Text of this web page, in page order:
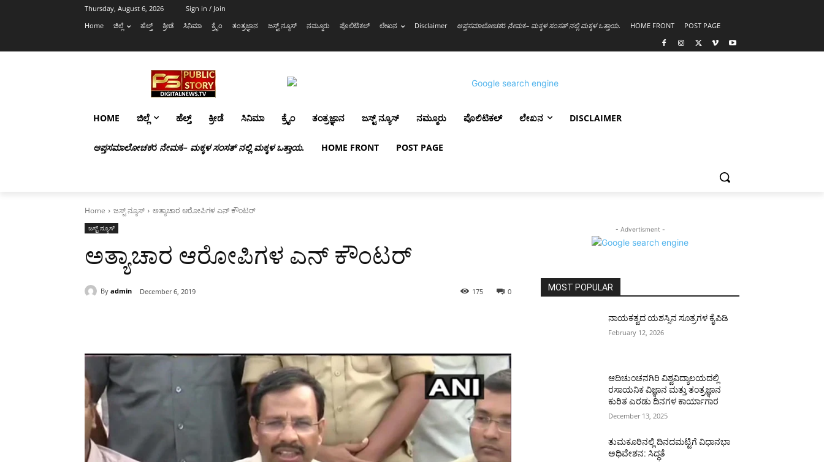
Thursday, August 6, 2026
Sign in / Join
Home
ಜಿಲ್ಲೆ ಹೆಲ್ತ್ ಕ್ರೀಡೆ ಸಿನಿಮಾ ಕ್ರೈಂ ತಂತ್ರಜ್ಞಾನ ಜಸ್ಟ್ ನ್ಯೂಸ್ ನಮ್ಮೂರು ಪೊಲಿಟಿಕಲ್ ಲೇಖನ Disclaimer ಆಪ್ತಸಮಾಲೋಚಕರ ನೇಮಕ– ಮಕ್ಕಳ ಸಂಸತ್ ನಲ್ಲಿ ಮಕ್ಕಳ ಒತ್ತಾಯ. HOME FRONT POST PAGE
HOME ಜಿಲ್ಲೆ ಹೆಲ್ತ್ ಕ್ರೀಡೆ ಸಿನಿಮಾ ಕ್ರೈಂ ತಂತ್ರಜ್ಞಾನ ಜಸ್ಟ್ ನ್ಯೂಸ್ ನಮ್ಮೂರು ಪೊಲಿಟಿಕಲ್ ಲೇಖನ DISCLAIMER
ಆಪ್ತಸಮಾಲೋಚಕರ ನೇಮಕ– ಮಕ್ಕಳ ಸಂಸತ್ ನಲ್ಲಿ ಮಕ್ಕಳ ಒತ್ತಾಯ. HOME FRONT POST PAGE
Home ಜಸ್ಟ್ ನ್ಯೂಸ್ ಅತ್ಯಾಚಾರ ಆರೋಪಿಗಳ ಎನ್ ಕೌಂಟರ್
ಜಸ್ಟ್ ನ್ಯೂಸ್
ಅತ್ಯಾಚಾರ ಆರೋಪಿಗಳ ಎನ್ ಕೌಂಟರ್
By admin December 6, 2019 0
175
- Advertisment -
MOST POPULAR
ನಾಯಕತ್ವದ ಯಶಸ್ಸಿನ ಸೂತ್ರಗಳ ಕೈಪಿಡಿ
February 12, 2026
ಆದಿಚುಂಚನಗಿರಿ ವಿಶ್ವವಿದ್ಯಾಲಯದಲ್ಲಿ
ರಸಾಯನಿಕ ವಿಜ್ಞಾನ ಮತ್ತು ತಂತ್ರಜ್ಞಾನ
ಕುರಿತ ಎರಡು ದಿನಗಳ ಕಾರ್ಯಾಗಾರ
December 13, 2025
ತುಮಕೂರಿನಲ್ಲಿ ದಿನದಮಟ್ಟಿಗೆ ವಿಧಾನಭಾ
ಅಧಿವೇಶನ: ಸಿದ್ಧತೆ